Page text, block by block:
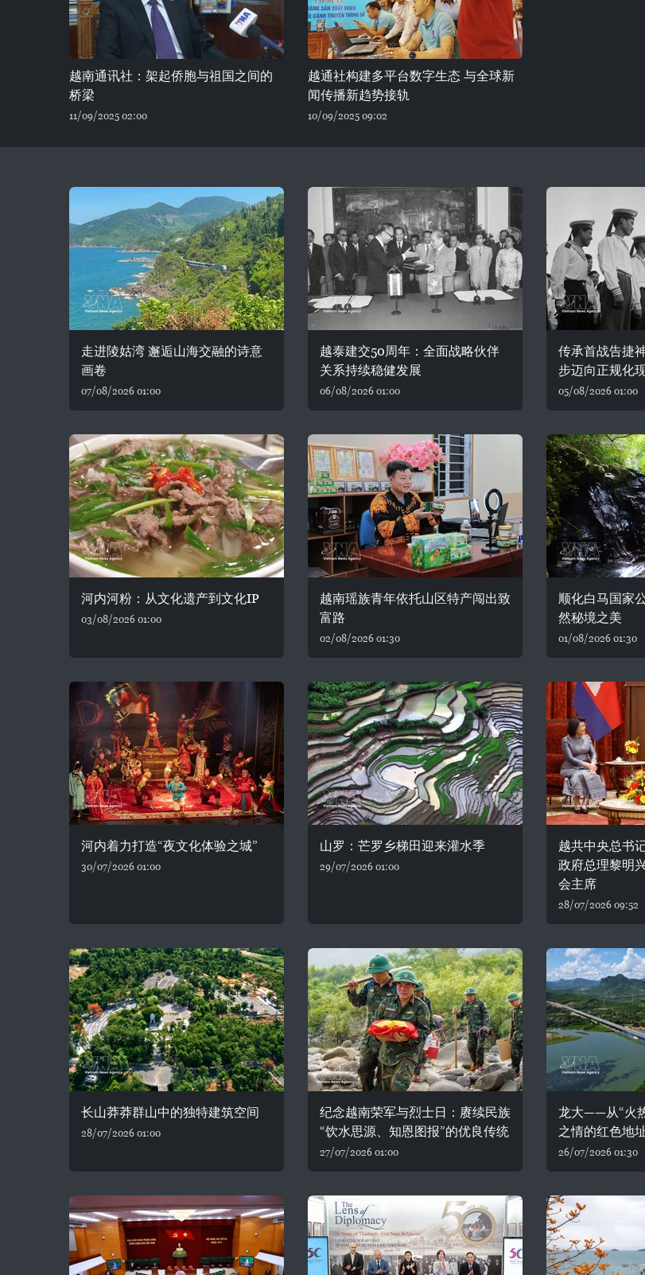
越南通讯社：架起侨胞与祖国之间的
桥梁
11/09/2025 02:00
越通社构建多平台数字生态 与全球新
闻传播新趋势接轨
10/09/2025 09:02
走进陵姑湾 邂逅山海交融的诗意
画卷
07/08/2026 01:00
越泰建交50周年：全面战略伙伴
关系持续稳健发展
06/08/2026 01:00
传承首战告捷
步迈向正规化
05/08/2026 01:00
河内河粉：从文化遗产到文化IP
03/08/2026 01:00
越南瑶族青年依托山区特产闯出致
富路
02/08/2026 01:30
顺化白马国家
然秘境之美
01/08/2026 01:30
河内着力打造“夜文化体验之城”
30/07/2026 01:00
山罗：芒罗乡梯田迎来灌水季
29/07/2026 01:00
越共中央总书
政府总理黎明
会主席
28/07/2026 09:52
长山莽莽群山中的独特建筑空间
28/07/2026 01:00
纪念越南荣军与烈士日：赓续民族
“饮水思源、知恩图报”的优良传统
27/07/2026 01:00
龙大——从“火
之情的红色地
26/07/2026 01:30